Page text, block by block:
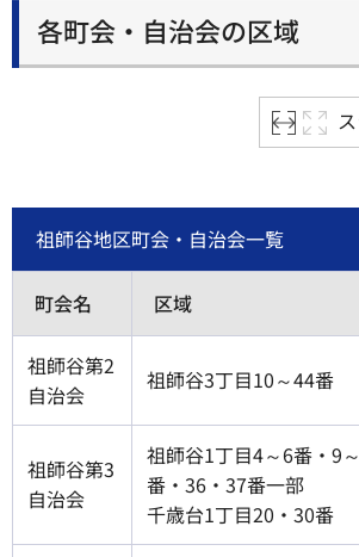
各町会・自治会の区域
祖師谷地区町会・自治会一覧
町会名 区域
祖師谷第2
自治会
祖師谷3丁目10～44番
祖師谷第3
自治会
祖師谷1丁目4～6番・9
番・36・37番一部
千歳台1丁目20・30番